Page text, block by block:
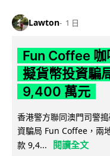
Lawton 1 日
Fun Coffee 咖
擬貨幣投資騙
9,400 萬元
香港警方聯同澳門司警
資騙局 Fun Coffee，兩
款 9,4...
閱讀全文